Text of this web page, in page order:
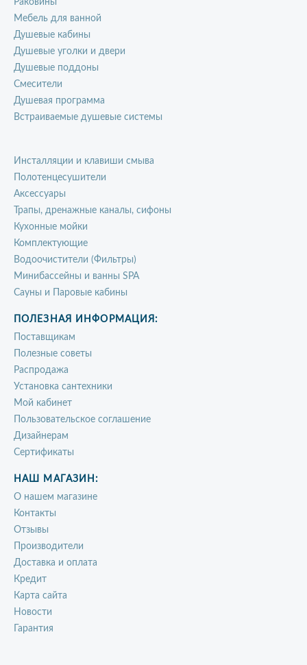
Раковины
Мебель для ванной
Душевые кабины
Душевые уголки и двери
Душевые поддоны
Смесители
Душевая программа
Встраиваемые душевые системы
Инсталляции и клавиши смыва
Полотенцесушители
Аксессуары
Трапы, дренажные каналы, сифоны
Кухонные мойки
Комплектующие
Водоочистители (Фильтры)
Минибассейны и ванны SPA
Сауны и Паровые кабины
ПОЛЕЗНАЯ ИНФОРМАЦИЯ:
Поставщикам
Полезные советы
Распродажа
Установка сантехники
Мой кабинет
Пользовательское соглашение
Дизайнерам
Сертификаты
НАШ МАГАЗИН:
О нашем магазине
Контакты
Отзывы
Производители
Доставка и оплата
Кредит
Карта сайта
Новости
Гарантия